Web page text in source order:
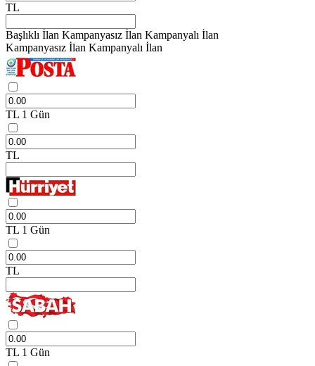
TL
Başlıklı İlan Kampanyasız İlan Kampanyalı İlan
Kampanyasız İlan Kampanyalı İlan
TL 1 Gün
TL
TL 1 Gün
TL
TL 1 Gün